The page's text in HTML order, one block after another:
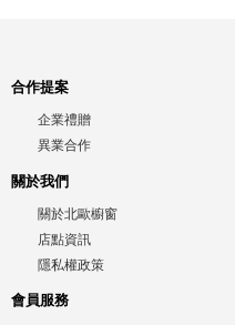
合作提案
企業禮贈
異業合作
關於我們
關於北歐櫥窗
店點資訊
隱私權政策
會員服務